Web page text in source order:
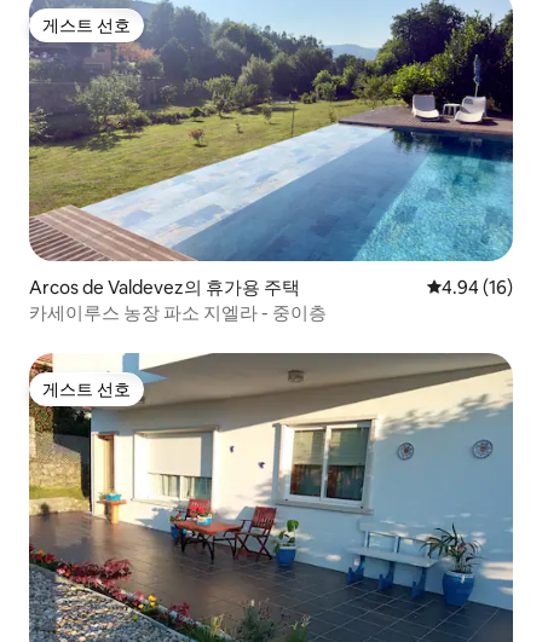
게스트 선호
게스트 선호
Arcos de Valdevez의 휴가용 주택 평점 4.94점(5
4.94 (16)
카세이루스 농장 파소 지엘라 - 중이층
게스트 선호
게스트 선호